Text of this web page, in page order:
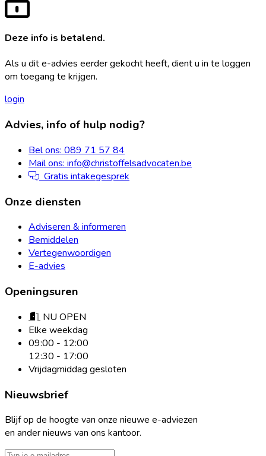
Deze info is betalend.
Als u dit e-advies eerder gekocht heeft, dient u in te loggen
om toegang te krijgen.
login
Footer
Advies, info of hulp nodig?
Bel ons: 089 71 57 84
Mail ons: info@christoffelsadvocaten.be
Gratis intakegesprek
Onze diensten
Adviseren & informeren
Bemiddelen
Vertegenwoordigen
E-advies
Openingsuren
NU OPEN
Elke weekdag
09:00 - 12:00
12:30 - 17:00
Vrijdagmiddag gesloten
Nieuwsbrief
Blijf op de hoogte van onze nieuwe e-adviezen
en ander nieuws van ons kantoor.